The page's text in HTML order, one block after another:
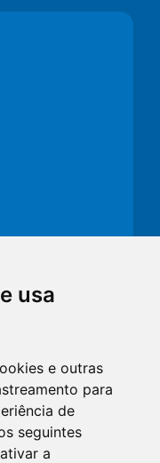
usa
e outras
para
de
seguintes
a
PÚBLICA